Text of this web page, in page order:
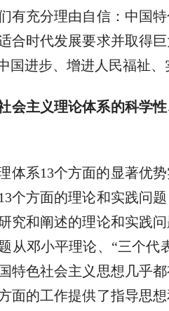
有充分理由自信：中国
合时代发展要求并取得
国进步、增进人民福祉、
会主义理论体系的科学
体系13个方面的显著优
个方面的理论和实践问
究和阐述的理论和实践问
从邓小平理论、“三个代
特色社会主义思想几乎
面的工作提供了指导思